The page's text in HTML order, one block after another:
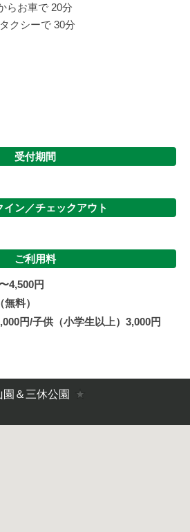
らお車で 20分
クシーで 30分
受付期間
イン／チェックアウト
ご利用料
4,500円
料）
円/子供（小学生以上）3,000円